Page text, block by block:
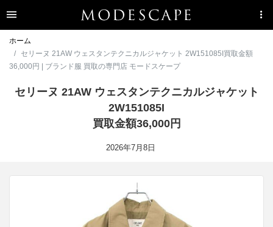
ホーム
セリーヌ 21AW ウェスタンテクニカルジャケット 2W151085I買取金額
36,000円 | ブランド服 買取の専門店 モードスケープ
セリーヌ 21AW ウェスタンテクニカルジャケット
2W151085I
買取金額36,000円
2026年7月8日